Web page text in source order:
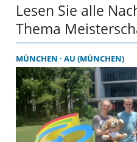
Lesen Sie alle
Thema
MÜNCHEN AU (MÜNCHEN)